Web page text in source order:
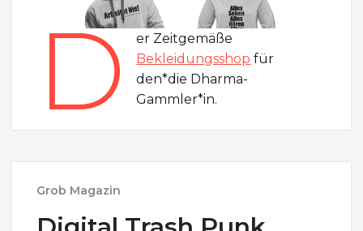
D
er Zeitgemäße
Bekleidungsshop für
den*die Dharma-
Gammler*in.
Grob Magazin